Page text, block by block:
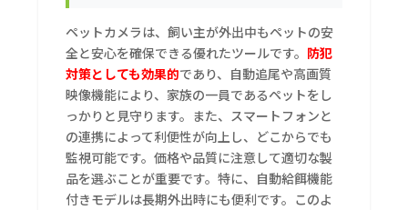
ペットカメラは、飼い主が外出中もペットの安
全と安心を確保できる優れたツールです。 防犯
対策としても効果的であり、自動追尾や高画質
映像機能により、家族の一員であるペットをし
っかりと見守ります。また、スマートフォンと
の連携によって利便性が向上し、どこからでも
監視可能です。価格や品質に注意して適切な製
品を選ぶことが重要です。特に、自動給餌機能
付きモデルは長期外出時にも便利です。このよ